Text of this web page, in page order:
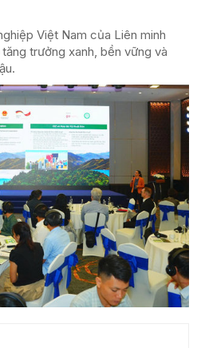
Việt Nam của Liên minh
trưởng xanh, bền vững và